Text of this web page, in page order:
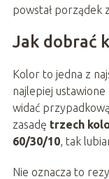
powstał porządek
Jak dobrać
Kolor to jedna z
najlepiej ustawione
widać
zasadę trzech
60/30/10, tak
Nie oznacza to